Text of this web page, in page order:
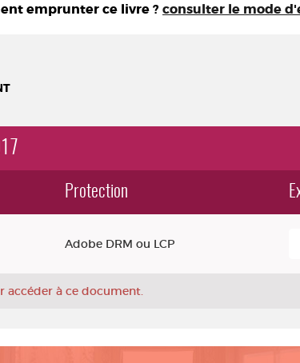
emprunter ce livre ? consulter le mode
Protection
Adobe DRM ou LCP
accéder à ce document.